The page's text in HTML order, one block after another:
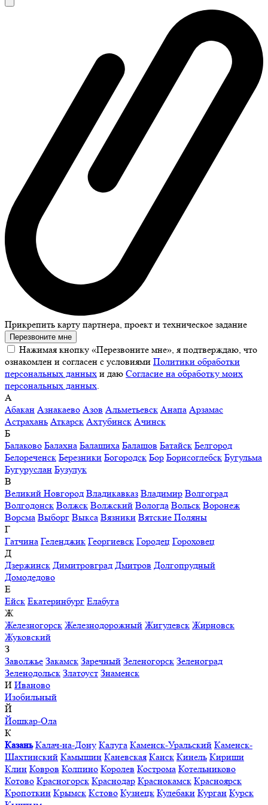
Прикрепить карту партнера, проект и техническое задание
Перезвоните мне
Нажимая кнопку «Перезвоните мне», я подтверждаю, что
ознакомлен и согласен с условиями Политики обработки
персональных данных и даю Согласие на обработку моих
персональных данных
А
Абакан Азнакаево Азов Альметьевск Анапа Арзамас
Астрахань Аткарск Ахтубинск Ачинск
Б
Балаково Балахна Балашиха Балашов Батайск Белгород
Белореченск Березники Богородск Бор Борисоглебск Бугульма
Бугуруслан Бузулук
В
Великий Новгород Владикавказ Владимир Волгоград
Волгодонск Волжск Волжский Вологда Вольск Воронеж
Ворсма Выборг Выкса Вязники Вятские Поляны
Г
Гатчина Геленджик Георгиевск Городец Гороховец
Д
Дзержинск Димитровград Дмитров Долгопрудный
Домодедово
Е
Ейск Екатеринбург Елабуга
Ж
Железногорск Железнодорожный Жигулевск Жирновск
Жуковский
З
Заволжье Закамск Заречный Зеленогорск Зеленоград
Зеленодольск Златоуст Знаменск
И Иваново
Изобильный
Й
Йошкар-Ола
К
Казань Калач-на-Дону Калуга Каменск-Уральский Каменск-
Шахтинский Камышин Каневская Канск Кинель Кириши
Клин Ковров Колпино Королев Кострома Котельниково
Котово Красногорск Краснодар Краснокамск Красноярск
Кропоткин Крымск Кстово Кузнецк Кулебаки Курган Курск